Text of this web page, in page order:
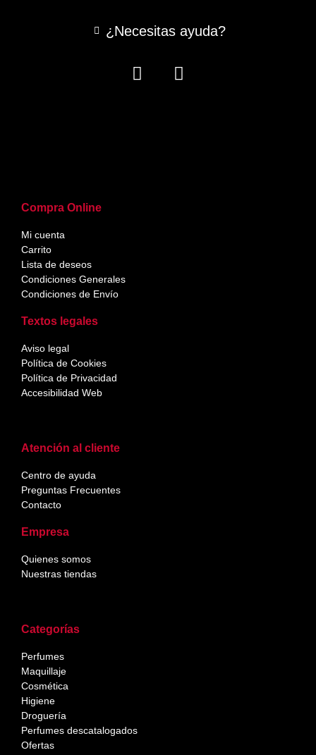
Categorías
Perfumes
Maquillaje
Cosmética
Higiene
Droguería
Perfumes descatalogados
Ofertas
Atención al cliente
Centro de ayuda
Preguntas Frecuentes
Contacto
Empresa
Quienes somos
Nuestras tiendas
Compra Online
Mi cuenta
Carrito
Lista de deseos
Condiciones Generales
Condiciones de Envío
Textos legales
Aviso legal
Política de Cookies
Política de Privacidad
Accesibilidad Web
¿Necesitas ayuda?